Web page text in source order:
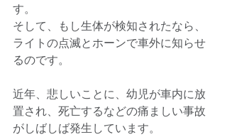
す。
そして、もし生体が検知されたなら、
ライトの点滅とホーンで車外に知らせ
るのです。
近年、悲しいことに、幼児が車内に放
置され、死亡するなどの痛ましい事故
がしばしば発生しています。